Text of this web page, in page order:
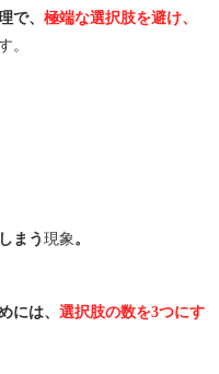
で、 極端な選択肢を避け、
。
まう現象。
には、 選択肢の数を3つにす